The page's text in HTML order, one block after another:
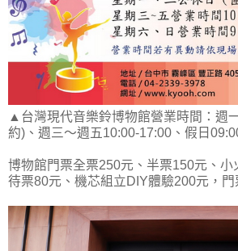
▲台灣現代音樂鈴博物館營業時間：週
約)、週三～週五10:00-17:00、假日
博物館門票全票250元、半票150元、小
待票80元、機芯組立DIY體驗200元，